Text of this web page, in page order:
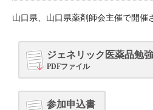
山口県、山口県薬剤師会主催で開催
ジェネリック医薬品勉
PDFファイル
参加申込書